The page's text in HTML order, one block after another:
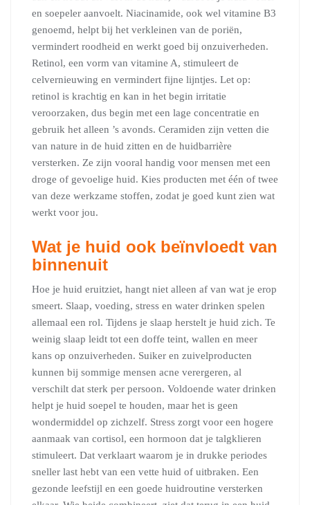
en soepeler aanvoelt. Niacinamide, ook wel vitamine B3
genoemd, helpt bij het verkleinen van de poriën,
vermindert roodheid en werkt goed bij onzuiverheden.
Retinol, een vorm van vitamine A, stimuleert de
celvernieuwing en vermindert fijne lijntjes. Let op:
retinol is krachtig en kan in het begin irritatie
veroorzaken, dus begin met een lage concentratie en
gebruik het alleen ’s avonds. Ceramiden zijn vetten die
van nature in de huid zitten en de huidbarrière
versterken. Ze zijn vooral handig voor mensen met een
droge of gevoelige huid. Kies producten met één of twee
van deze werkzame stoffen, zodat je goed kunt zien wat
werkt voor jou.
Wat je huid ook beïnvloedt van
binnenuit
Hoe je huid eruitziet, hangt niet alleen af van wat je erop
smeert. Slaap, voeding, stress en water drinken spelen
allemaal een rol. Tijdens je slaap herstelt je huid zich. Te
weinig slaap leidt tot een doffe teint, wallen en meer
kans op onzuiverheden. Suiker en zuivelproducten
kunnen bij sommige mensen acne verergeren, al
verschilt dat sterk per persoon. Voldoende water drinken
helpt je huid soepel te houden, maar het is geen
wondermiddel op zichzelf. Stress zorgt voor een hogere
aanmaak van cortisol, een hormoon dat je talgklieren
stimuleert. Dat verklaart waarom je in drukke periodes
sneller last hebt van een vette huid of uitbraken. Een
gezonde leefstijl en een goede huidroutine versterken